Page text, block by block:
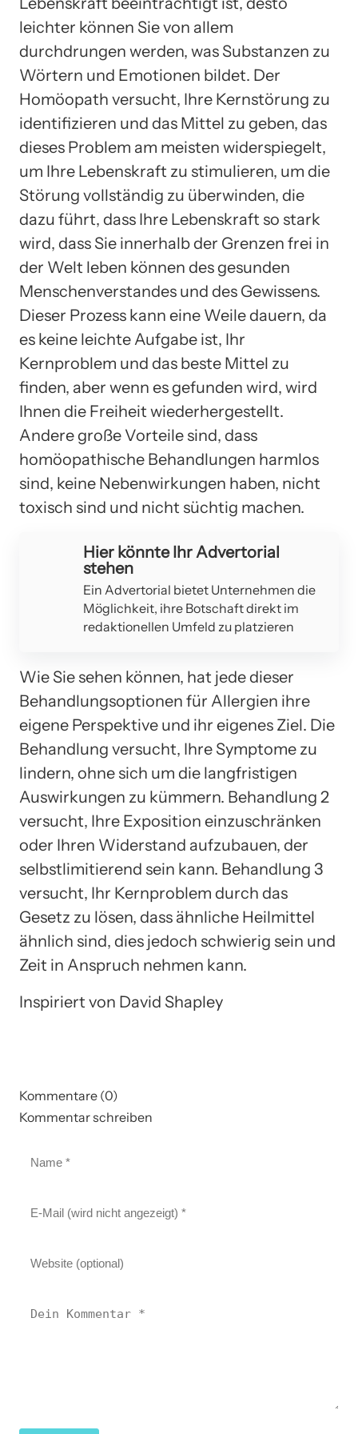
leichter können Sie von allem
durchdrungen werden, was Substanzen zu
Wörtern und Emotionen bildet. Der
Homöopath versucht, Ihre Kernstörung zu
identifizieren und das Mittel zu geben, das
dieses Problem am meisten widerspiegelt,
um Ihre Lebenskraft zu stimulieren, um die
Störung vollständig zu überwinden, die
dazu führt, dass Ihre Lebenskraft so stark
wird, dass Sie innerhalb der Grenzen frei in
der Welt leben können des gesunden
Menschenverstandes und des Gewissens.
Dieser Prozess kann eine Weile dauern, da
es keine leichte Aufgabe ist, Ihr
Kernproblem und das beste Mittel zu
finden, aber wenn es gefunden wird, wird
Ihnen die Freiheit wiederhergestellt.
Andere große Vorteile sind, dass
homöopathische Behandlungen harmlos
sind, keine Nebenwirkungen haben, nicht
toxisch sind und nicht süchtig machen.
Hier könnte Ihr Advertorial
stehen
Ein Advertorial bietet Unternehmen die
Möglichkeit, ihre Botschaft direkt im
redaktionellen Umfeld zu platzieren
Wie Sie sehen können, hat jede dieser
Behandlungsoptionen für Allergien ihre
eigene Perspektive und ihr eigenes Ziel. Die
Behandlung versucht, Ihre Symptome zu
lindern, ohne sich um die langfristigen
Auswirkungen zu kümmern. Behandlung 2
versucht, Ihre Exposition einzuschränken
oder Ihren Widerstand aufzubauen, der
selbstlimitierend sein kann. Behandlung 3
versucht, Ihr Kernproblem durch das
Gesetz zu lösen, dass ähnliche Heilmittel
ähnlich sind, dies jedoch schwierig sein und
Zeit in Anspruch nehmen kann.
Inspiriert von David Shapley
Kommentare (0)
Kommentar schreiben